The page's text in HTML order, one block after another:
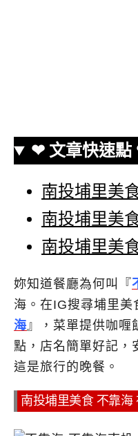
❤ 文章快速
南投埔里美
南投埔里美
南投埔里美
妳知道餐廳為何叫『
海。在IG搜尋埔里美
海 』，菜單提供咖喱
點，店名簡單好記，
這是旅行的晚餐。
南投埔里美食 不靠海